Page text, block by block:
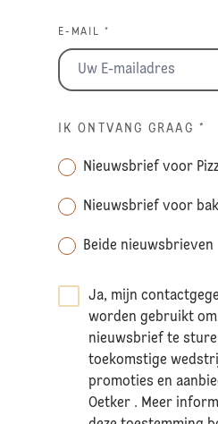
E-MAIL *
IK ONTVANG GRAAG *
Nieuwsbrief voor
Nieuwsbrief voor
Beide nieuwsbrieven
Ja, mijn
worden gebruikt
nieuwsbrief te
toekomstige
promoties en
Oetker . Meer